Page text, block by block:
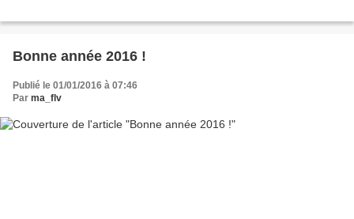
Bonne année 2016 !
Publié le 01/01/2016 à 07:46
Par ma_flv